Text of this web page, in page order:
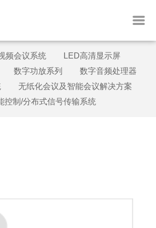
频会议系统
LED高清显示屏
数字功放系列
数字音频处理器
无纸化会议及智能会议解决方案
控制/分布式信号传输系统